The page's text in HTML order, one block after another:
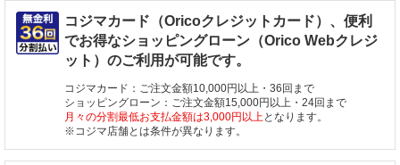
コジマカード（Oricoクレジットカード）、便利
でお得なショッピングローン（Orico Webクレジ
ット）のご利用が可能です。
コジマカード：ご注文金額10,000円以上・36回まで
ショッピングローン：ご注文金額15,000円以上・24回まで
月々の分割最低お支払金額は3,000円以上となります。
※コジマ店舗とは条件が異なります。